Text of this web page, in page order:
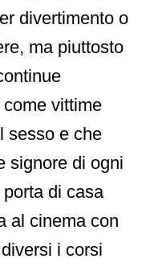
divertimento o
ma piuttosto
vittime
sesso e che
signore di ogni
di casa
al cinema con
i corsi